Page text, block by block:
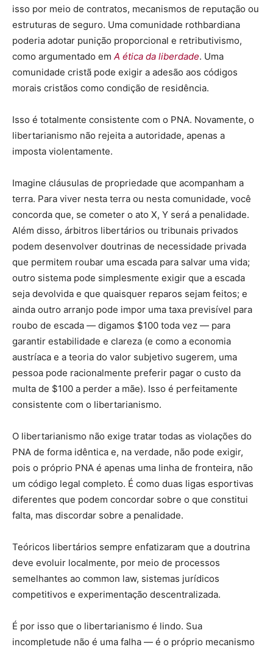
isso por meio de contratos, mecanismos de reputação ou
estruturas de seguro. Uma comunidade rothbardiana
poderia adotar punição proporcional e retributivismo,
como argumentado em A ética da liberdade. Uma
comunidade cristã pode exigir a adesão aos códigos
morais cristãos como condição de residência.
Isso é totalmente consistente com o PNA. Novamente, o
libertarianismo não rejeita a autoridade, apenas a
imposta violentamente.
Imagine cláusulas de propriedade que acompanham a
terra. Para viver nesta terra ou nesta comunidade, você
concorda que, se cometer o ato X, Y será a penalidade.
Além disso, árbitros libertários ou tribunais privados
podem desenvolver doutrinas de necessidade privada
que permitem roubar uma escada para salvar uma vida;
outro sistema pode simplesmente exigir que a escada
seja devolvida e que quaisquer reparos sejam feitos; e
ainda outro arranjo pode impor uma taxa previsível para
roubo de escada — digamos $100 toda vez — para
garantir estabilidade e clareza (e como a economia
austríaca e a teoria do valor subjetivo sugerem, uma
pessoa pode racionalmente preferir pagar o custo da
multa de $100 a perder a mãe). Isso é perfeitamente
consistente com o libertarianismo.
O libertarianismo não exige tratar todas as violações do
PNA de forma idêntica e, na verdade, não pode exigir,
pois o próprio PNA é apenas uma linha de fronteira, não
um código legal completo. É como duas ligas esportivas
diferentes que podem concordar sobre o que constitui
falta, mas discordar sobre a penalidade.
Teóricos libertários sempre enfatizaram que a doutrina
deve evoluir localmente, por meio de processos
semelhantes ao common law, sistemas jurídicos
competitivos e experimentação descentralizada.
É por isso que o libertarianismo é lindo. Sua
incompletude não é uma falha — é o próprio mecanismo